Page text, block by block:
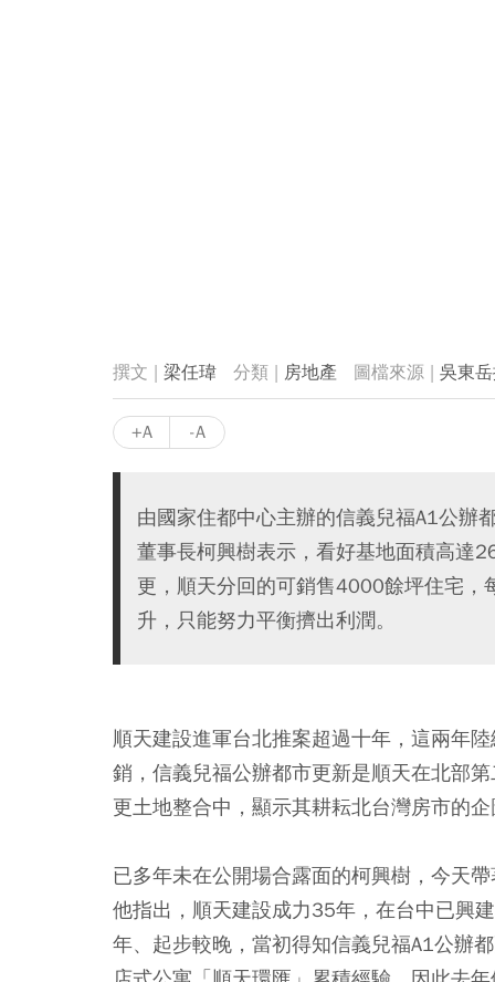
梁任瑋 房地產 吳東
+A -A
由國家住都中心主辦的信義兒福A1公辦
董事長柯興樹表示，看好基地面積高達
更，順天分回的可銷售4000餘坪住宅，
升，只能努力平衡擠出利潤。
順天建設進軍台北推案超過十年，這兩年
銷，信義兒福公辦都市更新是順天在北部
更土地整合中，顯示其耕耘北台灣房市的
已多年未在公開場合露面的柯興樹，今天
他指出，順天建設成力35年，在台中已興
年、起步較晚，當初得知信義兒福A1公辦